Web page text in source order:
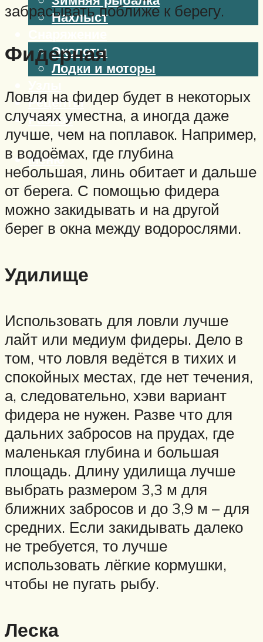
Нахлыст
Эхолоты
Лодки и моторы
Рецепты
Разное
Меню
забрасывать поближе к берегу.
Фидерная
Ловля на фидер будет в некоторых
случаях уместна, а иногда даже
лучше, чем на поплавок. Например,
в водоёмах, где глубина
небольшая, линь обитает и дальше
от берега. С помощью фидера
можно закидывать и на другой
берег в окна между водорослями.
Удилище
Использовать для ловли лучше
лайт или медиум фидеры. Дело в
том, что ловля ведётся в тихих и
спокойных местах, где нет течения,
а, следовательно, хэви вариант
фидера не нужен. Разве что для
дальних забросов на прудах, где
маленькая глубина и большая
площадь. Длину удилища лучше
выбрать размером 3,3 м для
ближних забросов и до 3,9 м – для
средних. Если закидывать далеко
не требуется, то лучше
использовать лёгкие кормушки,
чтобы не пугать рыбу.
Леска